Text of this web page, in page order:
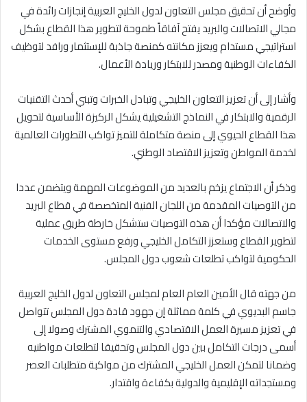
وأوضح أن تحقيق مجلس التعاون لدول الخليج العربية إنجازات رائدة في
مجالي الاتصالات والبريد يفتح آفاقاً طموحة لتطوير هذا القطاع بشكل
استراتيجي مستدام ويعزز مكانته كمنصة جاذبة للإستثمار ورافد لتوظيف
الكفاءات الوطنية ومصدر للابتكار وريادة الأعمال.
وأشار إلى أن تعزيز التعاون الخليجي وتبادل الخبرات وتبني أحدث التقنيات
الرقمية والابتكار في النماذج التشغيلية يشكل الركيزة الأساسية لتحويل
هذا القطاع الحيوي إلى منصة متكاملة للتميز تواكب التطورات العالمية
لخدمة المواطن وتعزيز الاقتصاد الوطني.
وذكر أن الاجتماع يزخم بالعديد من الموضوعات المهمة ويتضمن عددا
من التوصيات المقدمة من اللجان الفنية المتخصصة في قطاع البريد
والاتصالات مؤكدا أن هذه التوصيات ستشكل خارطة طريق عملية
لتطوير القطاع وستعزز التكامل الخليجي ورفع مستوى الخدمات
الحكومية لتواكب تطلعات شعوب دول المجلس.
من جهته قال الأمين العام العام لمجلس التعاون لدول الخليج العربية
جاسم البديوي في كلمة مماثلة إن جهود قادة دول المجلس تتواصل
في تعزيز مسيرة العمل الاقتصادي والتنموي المشترك وصولا إلى
أسمى درجات التكامل بين دول المجلس وتحقيقا لتطلعات مواطنيه
وضمانا لتمكن العمل الخليجي المشترك من مواكبة متطلبات العصر
ومستجداته الإقليمية والدولية بكفاءة واقتدار.